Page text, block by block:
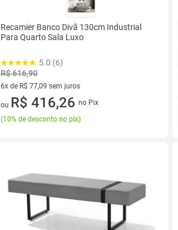
Recamier Banco Divã 130cm Industrial
Para Quarto Sala Luxo
5.0 (6)
R$ 616,90
6x de R$ 77,09 sem juros
6 vez de R$ 77,09 sem juros
ou R$ 416,26 no Pix
(10% de desconto no pix)